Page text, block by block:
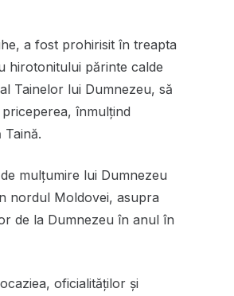
a fost prohirisit în treapta
hirotonitului părinte calde
Tainelor lui Dumnezeu, să
înmulțind
mulţumire lui Dumnezeu
nordul Moldovei, asupra
de la Dumnezeu în anul în
oficialităților și